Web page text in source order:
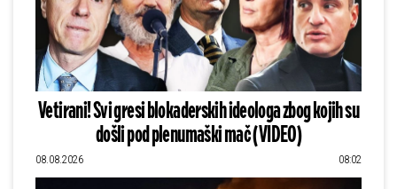
Vetirani! Svi gresi blokaderskih ideologa zbog kojih su
došli pod plenumaški mač (VIDEO)
08.08.2026 08:02